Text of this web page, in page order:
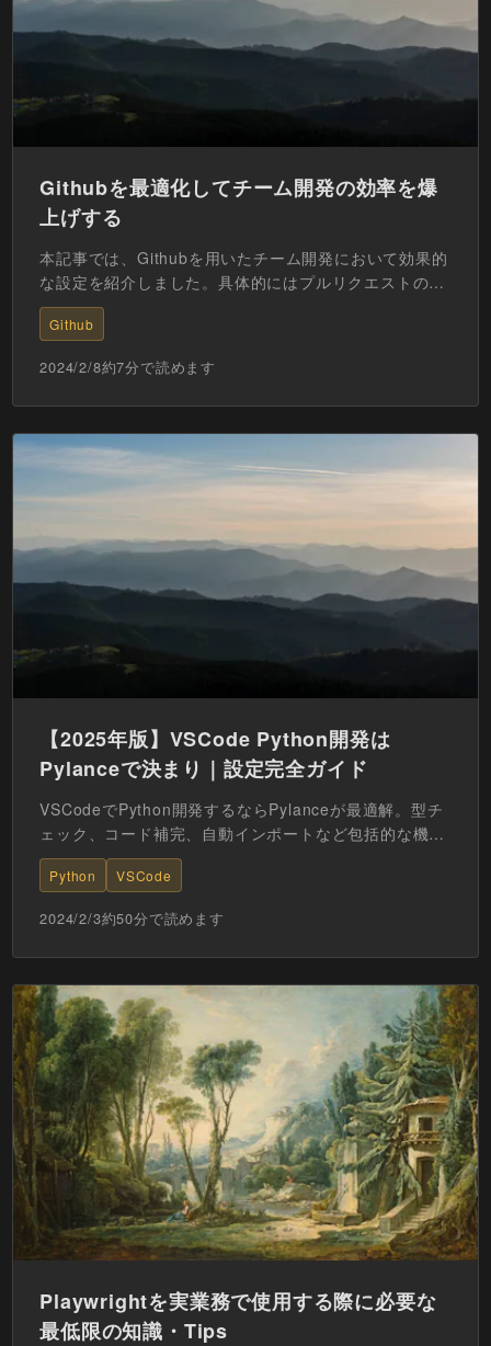
Githubを最適化してチーム開発の効率を爆
上げする
本記事では、Githubを用いたチーム開発において効果的
な設定を紹介しました。具体的にはプルリクエストのテ
ンプレート化、マージ制限、自動マージ、自動ソースブ
ラン...
Github
2024/2/8約7分で読めます
【2025年版】VSCode Python開発は
Pylanceで決まり｜設定完全ガイド
VSCodeでPython開発するならPylanceが最適解。型チ
ェック、コード補完、自動インポートなど包括的な機能
を提供。おすすめ設定からトラブルシューティン...
Python VSCode
2024/2/3約50分で読めます
Playwrightを実業務で使用する際に必要な
最低限の知識・Tips